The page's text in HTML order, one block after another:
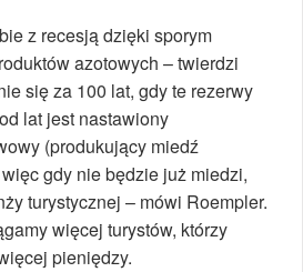
z recesją dzięki sporym
azotowych – twierdzi
się za 100 lat, gdy te rezerwy
lat jest nastawiony
(produkujący miedź
gdy nie będzie już miedzi,
turystycznej – mówi Roempler.
więcej turystów, którzy
pieniędzy.